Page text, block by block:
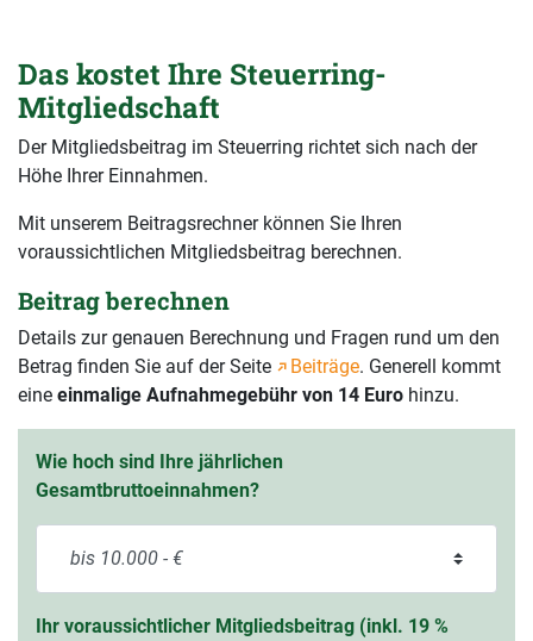
Das kostet Ihre Steuerring-
Mitgliedschaft
Der Mitgliedsbeitrag im Steuerring richtet sich nach der
Höhe Ihrer Einnahmen.
Mit unserem Beitragsrechner können Sie Ihren
voraussichtlichen Mitgliedsbeitrag berechnen.
Beitrag berechnen
Details zur genauen Berechnung und Fragen rund um den
Betrag finden Sie auf der Seite
Beiträge. Generell kommt
eine einmalige Aufnahmegebühr von 14 Euro hinzu.
Wie hoch sind Ihre jährlichen
Gesamtbruttoeinnahmen?
Ihr voraussichtlicher Mitgliedsbeitrag (inkl. 19 %